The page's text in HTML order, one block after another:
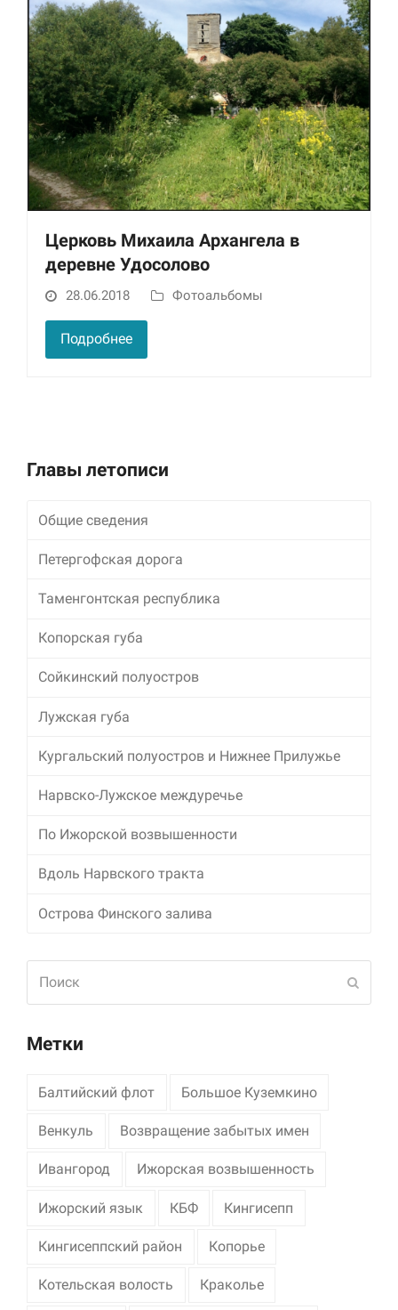
Церковь Михаила Архангела в
деревне Удосолово
28.06.2018 Фотоальбомы
Подробнее
Главы летописи
Общие сведения
Петергофская дорога
Таменгонтская республика
Копорская губа
Сойкинский полуостров
Лужская губа
Кургальский полуостров и Нижнее Прилужье
Нарвско-Лужское междуречье
По Ижорской возвышенности
Вдоль Нарвского тракта
Острова Финского залива
Метки
Балтийский флот Большое Куземкино
Венкуль Возвращение забытых имен
Ивангород Ижорская возвышенность
Ижорский язык КБФ Кингисепп
Кингисеппский район Копорье
Котельская волость Краколье